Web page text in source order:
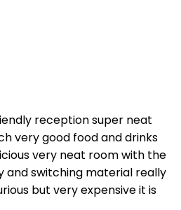
reception super neat
very good food and drinks
very neat room with the
and switching material really
but very expensive it is